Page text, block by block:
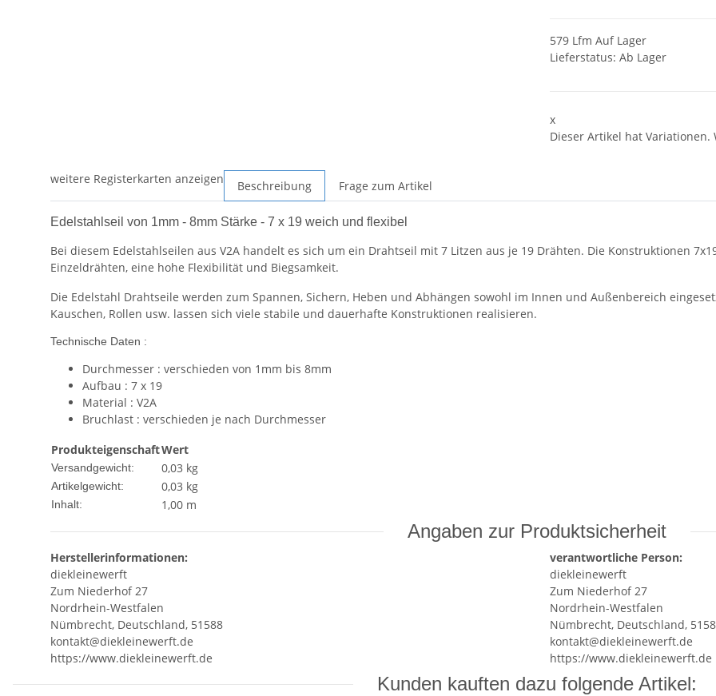
579 Lfm Auf Lager
Lieferstatus: Ab Lager
x
Dieser Artikel hat
weitere Registerkarten anzeigen Beschreibung Frage zum Artikel
Edelstahlseil von 1mm - 8mm Stärke - 7 x 19 weich und flexibel
Bei diesem Edelstahlseilen aus V2A handelt es sich um ein Drahtseil mit 7 Litzen aus je 19 Drähten. Die Konstruktionen
Einzeldrähten, eine hohe Flexibilität und Biegsamkeit.
Die Edelstahl Drahtseile werden zum Spannen, Sichern, Heben und Abhängen sowohl im Innen und Außenbereich
Kauschen, Rollen usw. lassen sich viele stabile und dauerhafte Konstruktionen realisieren.
Technische Daten :
Durchmesser : verschieden von 1mm bis 8mm
Aufbau : 7 x 19
Material : V2A
Bruchlast : verschieden je nach Durchmesser
ProdukteigenschaftWert
Versandgewicht: 0,03 kg
Artikelgewicht: 0,03 kg
Inhalt: 1,00 m
Angaben zur Produktsicherheit
Herstellerinformationen:
diekleinewerft
Zum Niederhof 27
Nordrhein-Westfalen
Nümbrecht, Deutschland, 51588
kontakt@diekleinewerft.de
https://www.diekleinewerft.de
verantwortliche Person:
diekleinewerft
Zum Niederhof 27
Nordrhein-Westfalen
Nümbrecht, Deutschland,
kontakt@diekleinewerft.de
https://www.diekleinewerft.de
Kunden kauften dazu folgende Artikel: